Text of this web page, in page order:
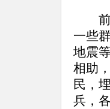
前行
一些
地震
相助
民，
兵，